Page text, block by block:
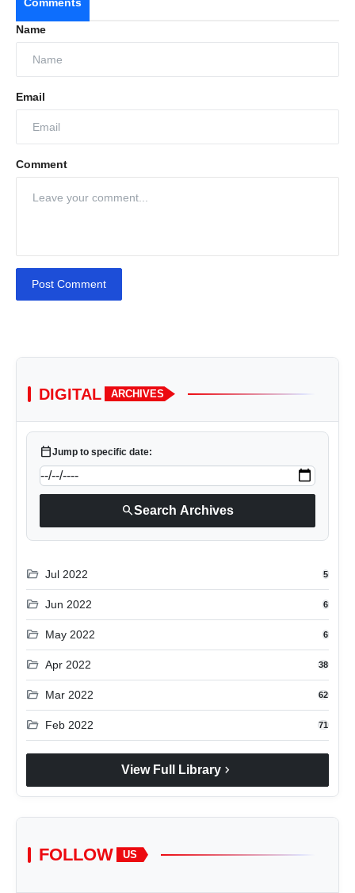
Comments
Name
Email
Comment
Post Comment
DIGITAL ARCHIVES
calendar_todayJump to specific date:
searchSearch Archives
folder_open Jul 2022 5
folder_open Jun 2022 6
folder_open May 2022 6
folder_open Apr 2022 38
folder_open Mar 2022 62
folder_open Feb 2022 71
View Full Library chevron_right
FOLLOW US